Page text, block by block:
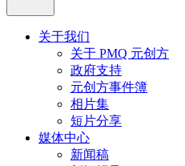
关于我们
关于 PMQ 元创方
政府支持
元创方事件簿
相片集
短片分享
媒体中心
新闻稿